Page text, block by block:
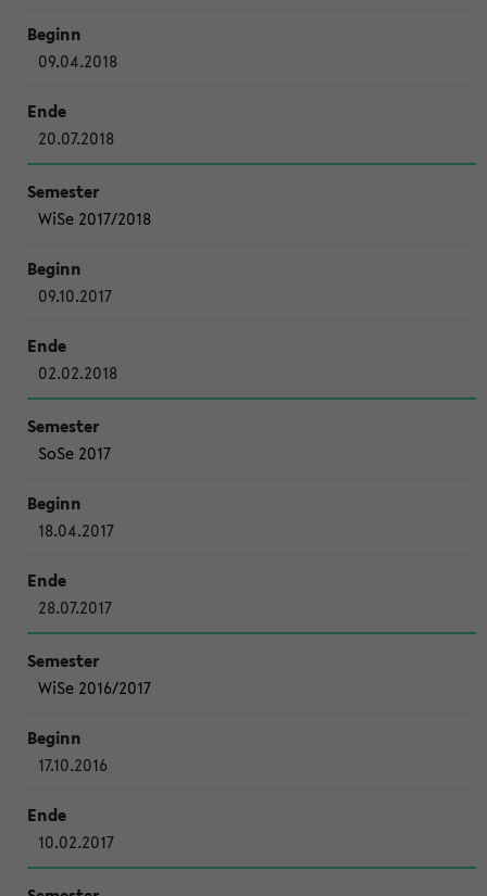
09.04.2018
20.07.2018
WiSe 2017/2018
09.10.2017
02.02.2018
SoSe 2017
18.04.2017
28.07.2017
WiSe 2016/2017
17.10.2016
10.02.2017